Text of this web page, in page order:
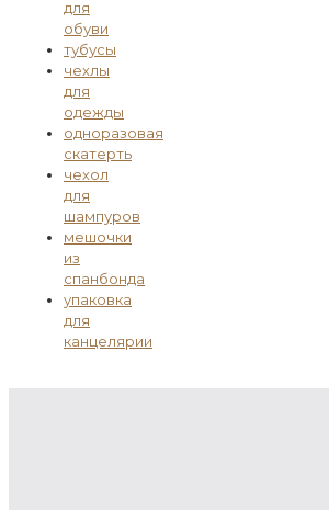
для
обуви
тубусы
чехлы
для
одежды
одноразовая
скатерть
чехол
для
шампуров
мешочки
из
спанбонда
упаковка
для
канцелярии